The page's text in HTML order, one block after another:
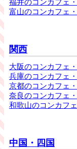
福井のコンカフェ
富山のコンカフェ
関西
大阪のコンカフェ
兵庫のコンカフェ
京都のコンカフェ
奈良のコンカフェ
和歌山のコンカフ
中国・四国